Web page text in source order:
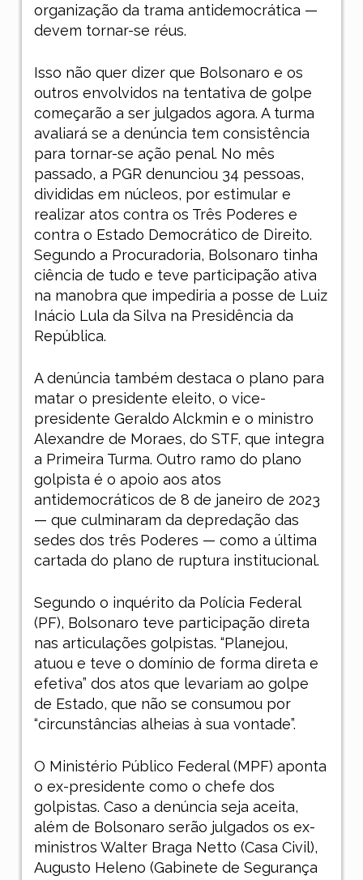
organização da trama antidemocrática —
devem tornar-se réus.
Isso não quer dizer que Bolsonaro e os
outros envolvidos na tentativa de golpe
começarão a ser julgados agora. A turma
avaliará se a denúncia tem consistência
para tornar-se ação penal. No mês
passado, a PGR denunciou 34 pessoas,
divididas em núcleos, por estimular e
realizar atos contra os Três Poderes e
contra o Estado Democrático de Direito.
Segundo a Procuradoria, Bolsonaro tinha
ciência de tudo e teve participação ativa
na manobra que impediria a posse de Luiz
Inácio Lula da Silva na Presidência da
República.
A denúncia também destaca o plano para
matar o presidente eleito, o vice-
presidente Geraldo Alckmin e o ministro
Alexandre de Moraes, do STF, que integra
a Primeira Turma. Outro ramo do plano
golpista é o apoio aos atos
antidemocráticos de 8 de janeiro de 2023
— que culminaram da depredação das
sedes dos três Poderes — como a última
cartada do plano de ruptura institucional.
Segundo o inquérito da Polícia Federal
(PF), Bolsonaro teve participação direta
nas articulações golpistas. “Planejou,
atuou e teve o domínio de forma direta e
efetiva” dos atos que levariam ao golpe
de Estado, que não se consumou por
“circunstâncias alheias à sua vontade”.
O Ministério Público Federal (MPF) aponta
o ex-presidente como o chefe dos
golpistas. Caso a denúncia seja aceita,
além de Bolsonaro serão julgados os ex-
ministros Walter Braga Netto (Casa Civil),
Augusto Heleno (Gabinete de Segurança